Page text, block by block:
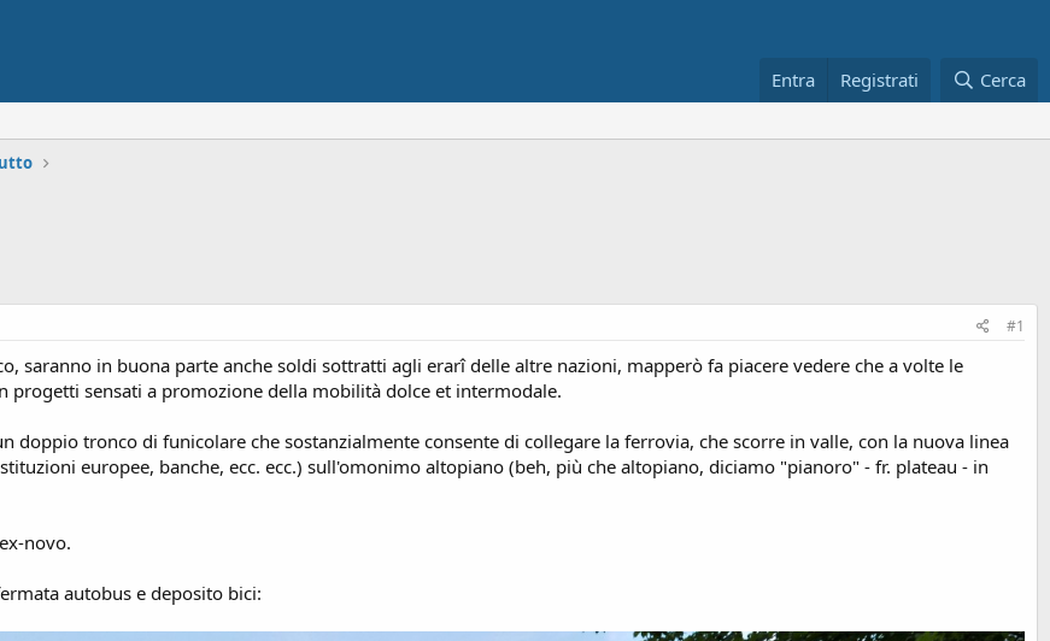
Entra Registrati Cerca
#1
saranno in buona parte anche soldi sottratti agli erarî delle altre nazioni, mapperò fa piacere vedere che a volte le
progetti sensati a promozione della mobilità dolce et intermodale.
doppio tronco di funicolare che sostanzialmente consente di collegare la ferrovia, che scorre in valle, con la nuova linea
europee, banche, ecc. ecc.) sull'omonimo altopiano (beh, più che altopiano, diciamo "pianoro" - fr. plateau - in
novo.
autobus e deposito bici: